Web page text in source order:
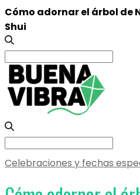
Cómo adornar el árbol de
Shui
Search
for:
Search
Celebraciones y fechas